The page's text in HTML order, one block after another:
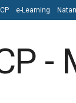
e-Learning